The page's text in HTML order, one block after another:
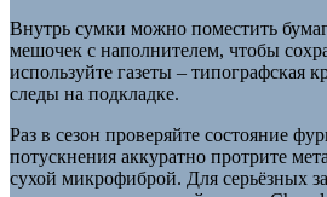
Внутрь сумки можно поместить
мешочек с наполнителем, чтобы
используйте газеты – типографская
следы на подкладке.
Раз в сезон проверяйте состояние
потускнения аккуратно протрите
сухой микрофиброй. Для серьёзных